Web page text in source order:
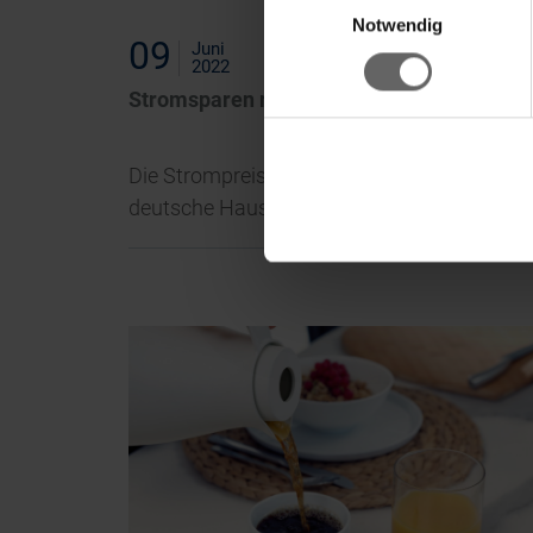
Notwendig
09
Juni
2022
Stromsparen mit Leifheit
Die Strompreise steigen weiter an und viele
deutsche Haushalte suchen nach Lösungen